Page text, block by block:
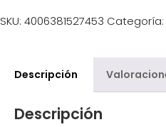
SKU: 4006381527453 Categoría:
Descripción
Descripción